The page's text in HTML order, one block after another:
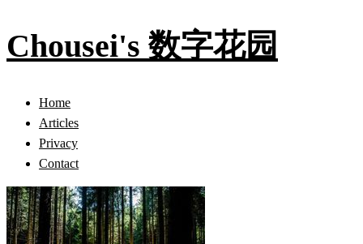
Chousei's 数字花园
Home
Articles
Privacy
Contact